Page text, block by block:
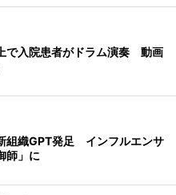
で入院患者がドラム演奏 動画
組織GPT発足 インフルエンサ
師」に